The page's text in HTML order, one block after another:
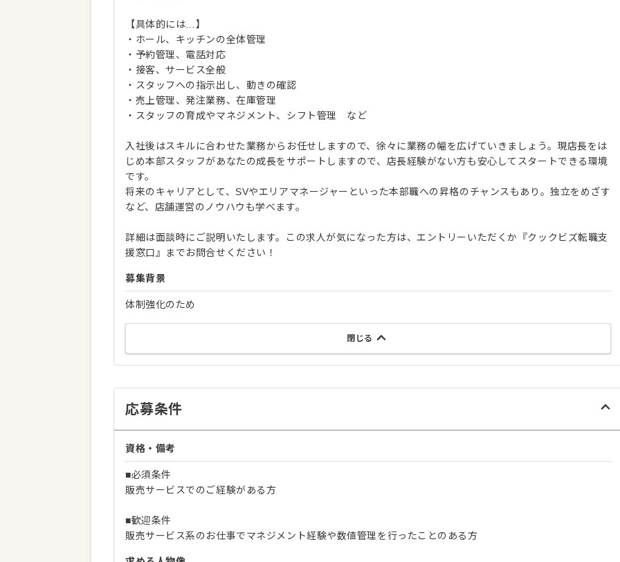
【具体的には…】
・ホール、キッチンの全体管理
・予約管理、電話対応
・接客、サービス全般
・スタッフへの指示出し、動きの確認
・売上管理、発注業務、在庫管理
・スタッフの育成やマネジメント、シフト管理 など
入社後はスキルに合わせた業務からお任せしますので、徐々に業務の幅を広げていきましょう。現店長をは
じめ本部スタッフがあなたの成長をサポートしますので、店長経験がない方も安心してスタートできる環境
です。
将来のキャリアとして、SVやエリアマネージャーといった本部職への昇格のチャンスもあり。独立をめざす
など、店舗運営のノウハウも学べます。
詳細は面談時にご説明いたします。この求人が気になった方は、エントリーいただくか『クックビズ転職支
援窓口』までお問合せください！
募集背景
体制強化のため
閉じる
応募条件
資格・備考
■必須条件
販売サービスでのご経験がある方
■歓迎条件
販売サービス系のお仕事でマネジメント経験や数値管理を行ったことのある方